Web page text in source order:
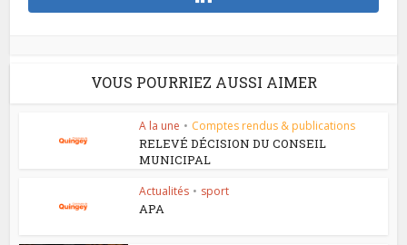
VOUS POURRIEZ AUSSI AIMER
A la une • Comptes rendus & publications
RELEVÉ DÉCISION DU CONSEIL
MUNICIPAL
Actualités • sport
APA